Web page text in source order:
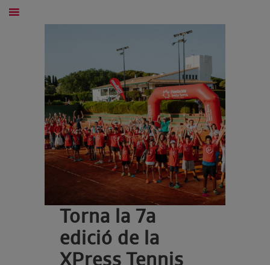
Torna la 7a
edició de la
XPress Tennis